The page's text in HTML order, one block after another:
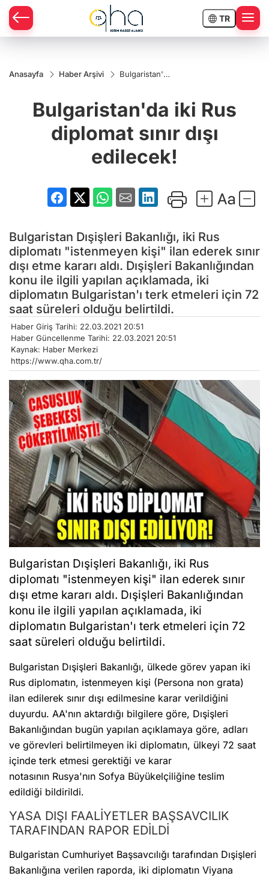
TR
Anasayfa Haber Arşivi
Bulgaristan'da
dışı edilecek!
Bulgaristan'da iki Rus
diplomat sınır dışı
edilecek!
Bulgaristan Dışişleri Bakanlığı, iki Rus
diplomatı "istenmeyen kişi" ilan ederek sınır
dışı etme kararı aldı. Dışişleri Bakanlığından
konu ile ilgili yapılan açıklamada, iki
diplomatın Bulgaristan'ı terk etmeleri için 72
saat süreleri olduğu belirtildi.
Haber Giriş Tarihi: 22.03.2021 20:51
Haber Güncellenme Tarihi: 22.03.2021 20:51
Kaynak: Haber Merkezi
https://www.qha.com.tr/
Bulgaristan Dışişleri Bakanlığı, iki Rus
diplomatı "istenmeyen kişi" ilan ederek sınır
dışı etme kararı aldı. Dışişleri Bakanlığından
konu ile ilgili yapılan açıklamada, iki
diplomatın Bulgaristan'ı terk etmeleri için 72
saat süreleri olduğu belirtildi.
Bulgaristan Dışişleri Bakanlığı, ülkede görev yapan iki
Rus diplomatın, istenmeyen kişi (Persona non grata)
ilan edilerek sınır dışı edilmesine karar verildiğini
duyurdu. AA'nın aktardığı bilgilere göre, Dışişleri
Bakanlığından bugün yapılan açıklamaya göre, adları
ve görevleri belirtilmeyen iki diplomatın, ülkeyi 72 saat
içinde terk etmesi gerektiği ve karar
notasının Rusya'nın Sofya Büyükelçiliğine teslim
edildiği bildirildi.
YASA DIŞI FAALİYETLER BAŞSAVCILIK
TARAFINDAN RAPOR EDİLDİ
Bulgaristan Cumhuriyet Başsavcılığı tarafından Dışişleri
Bakanlığına verilen raporda, iki diplomatın Viyana